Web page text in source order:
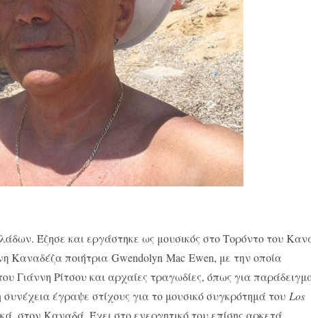
Έζησε και εργάστηκε ως μουσικός στο Τορόντο του
Καναδέζα ποιήτρια Gwendolyn Mac Ewen, με την οποία
Γιάννη Ρίτσου και αρχαίες τραγωδίες, όπως για
έγραψε στίχους για το μουσικό συγκρότημά τουLos